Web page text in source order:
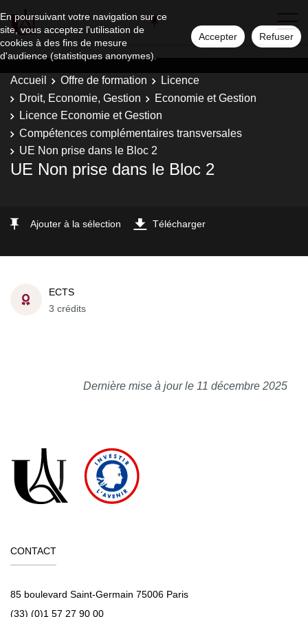
En poursuivant votre navigation sur ce
site, vous acceptez l'utilisation de
cookies à des fins de mesure
d'audience (statistiques anonymes).
Accepter Refuser
Accueil Offre de formation
Licence
Droit, Economie, Gestion
Economie et Gestion
Licence Economie et Gestion
Compétences complémentaires transversales
UE Non prise dans le Bloc 2
UE Non prise dans le Bloc 2
Ajouter à la sélection Télécharger
ECTS
3 crédits
Dernière mise à jour le 11 décembre 2025
CONTACT
85 boulevard Saint-Germain 75006 Paris
(33) (0)1 57 27 90 00